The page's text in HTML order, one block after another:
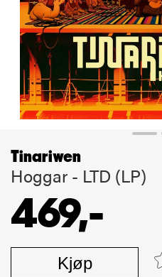
Tinariwen
Hoggar - LTD (LP)
469,-
Kjøp